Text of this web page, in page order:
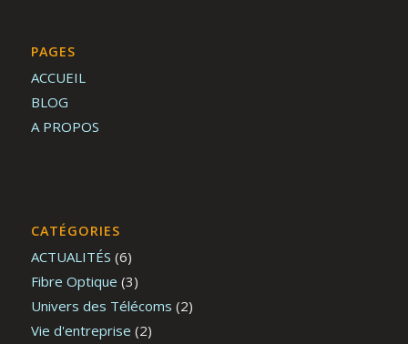
PAGES
ACCUEIL
BLOG
A PROPOS
CATÉGORIES
ACTUALITÉS (6)
Fibre Optique (3)
Univers des Télécoms (2)
Vie d'entreprise (2)